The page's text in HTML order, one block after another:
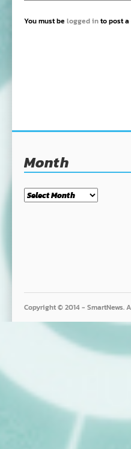
You must be logged into post a
Month
Month
Copyright © 2014 - SmartNews.